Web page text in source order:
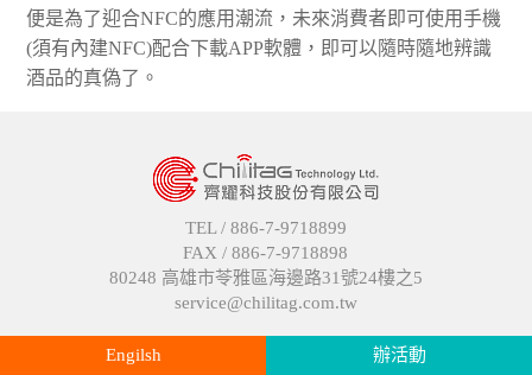
便是為了迎合NFC的應用潮流，未來消費者即可使用手機
(須有內建NFC)配合下載APP軟體，即可以隨時隨地辨識
酒品的真偽了。
TEL / 886-7-9718899
FAX /886-7-9718898
80248 高雄市苓雅區海邊路31號24樓之5
service@chilitag.com.tw
Engilsh 辦活動